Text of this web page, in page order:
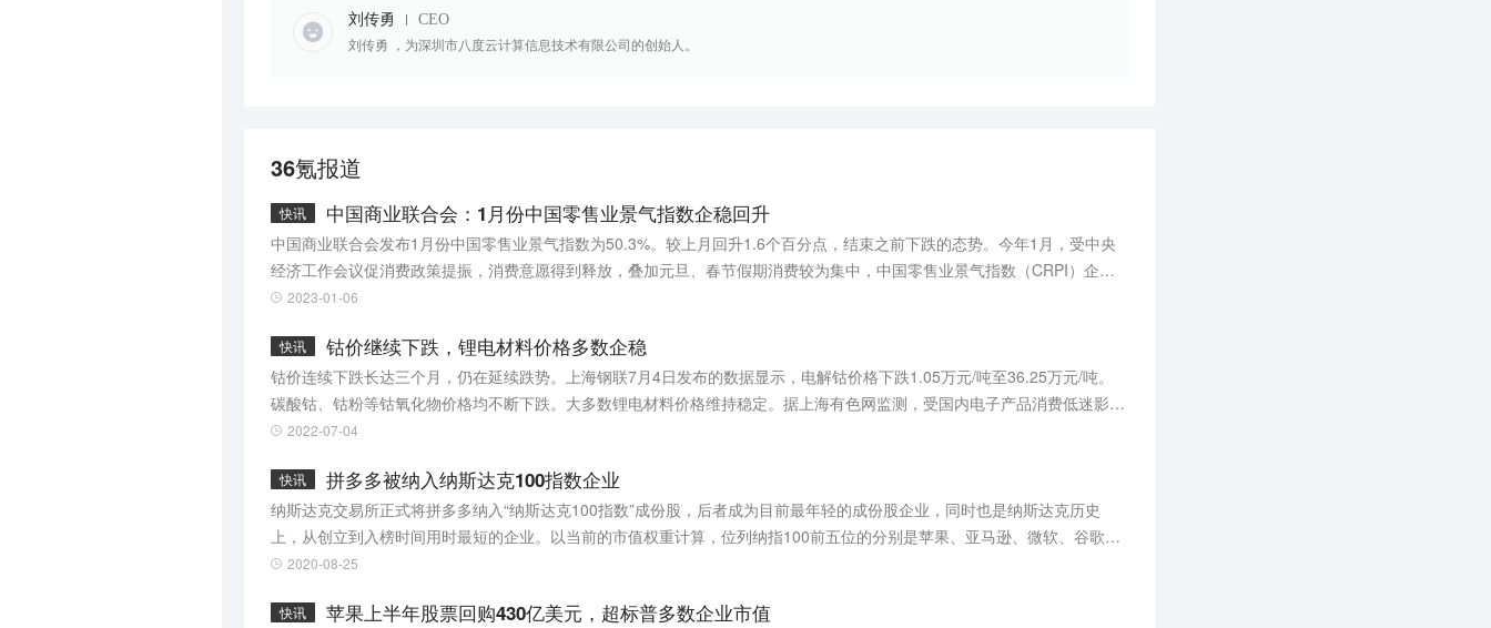
刘传勇 CEO
刘传勇 ，为深圳市八度云计算信息技术有限公司的创始人。
36氪报道
快讯 中国商业联合会：1月份中国零售业景气指数企稳回升
中国商业联合会发布1月份中国零售业景气指数为50.3%。较上月回升1.6个百分点，结束之前下跌的态势。今年1月，受中央
经济工作会议促消费政策提振，消费意愿得到释放，叠加元旦、春节假期消费较为集中，中国零售业景气指数（CRPI）企稳
回升，零售企业本月经营信心明显增强。（央视新闻）
2023-01-06
快讯 钴价继续下跌，锂电材料价格多数企稳
钴价连续下跌长达三个月，仍在延续跌势。上海钢联7月4日发布的数据显示，电解钴价格下跌1.05万元/吨至36.25万元/吨。
碳酸钴、钴粉等钴氧化物价格均不断下跌。大多数锂电材料价格维持稳定。据上海有色网监测，受国内电子产品消费低迷影
响，钴需求整体增幅不大，钴价持续回调，现货采购滞缓。上海钢联数据显示，近一个月，电池级碳酸锂价格保持在47万元/
2022-07-04
快讯 拼多多被纳入纳斯达克100指数企业
纳斯达克交易所正式将拼多多纳入“纳斯达克100指数”成份股，后者成为目前最年轻的成份股企业，同时也是纳斯达克历史
上，从创立到入榜时间用时最短的企业。以当前的市值权重计算，位列纳指100前五位的分别是苹果、亚马逊、微软、谷歌和
脸书，初次被纳入的拼多多位列第26位。（TechWeb）
2020-08-25
快讯 苹果上半年股票回购430亿美元，超标普多数企业市值